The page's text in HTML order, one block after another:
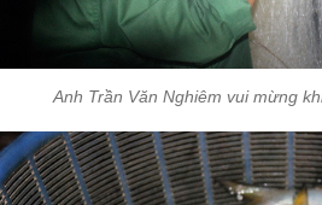
Anh Trần Văn Nghiêm vui mừng